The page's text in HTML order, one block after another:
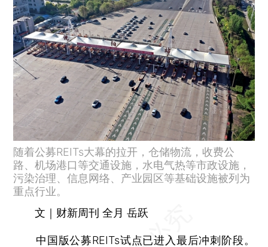
随着公募REITs大幕的拉开，仓储物流，收费公
路、机场港口等交通设施，水电气热等市政设施，
污染治理、信息网络、产业园区等基础设施被列为
重点行业。
文｜财新周刊 全月 岳跃
中国版公募REITs试点已进入最后冲刺阶段。